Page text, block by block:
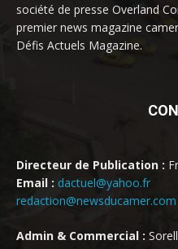
société de presse Overland
premier news magazine
Défis Actuels Magazine.
Directeur de Publication :
Email : dactuel@yahoo.fr
redaction@newsducamer.com
Admin & Commercial :